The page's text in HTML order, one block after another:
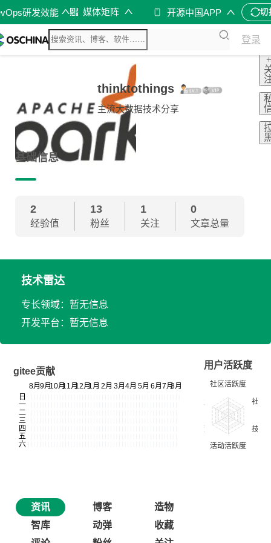
研发效能 媒体矩阵 开源中国APP 切
登录
thinktothings
主流大数据技术分享
+
基础信息
2
经验值
13
粉丝
1
关注
0
文章总量
技术雷达
专长领域：暂无信息
开发平台：暂无信息
gitee贡献
用户活跃度
资讯 博客
造物
智库
动弹
收藏